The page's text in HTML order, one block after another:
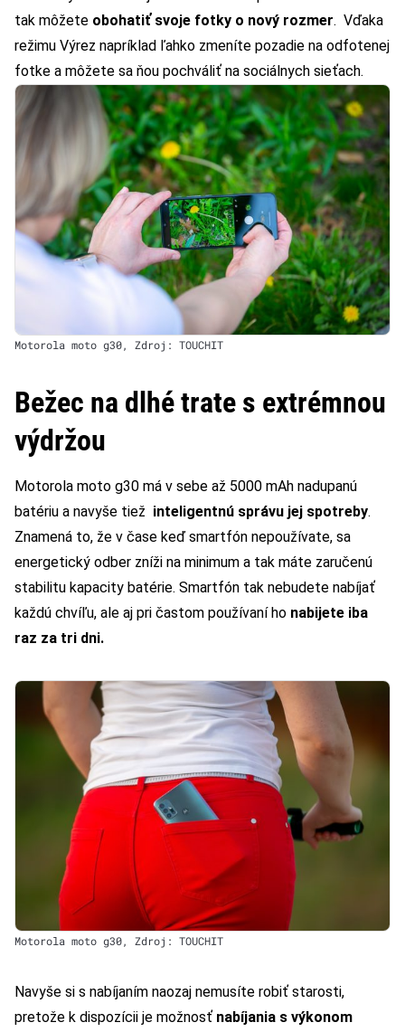
tak môžete obohatiť svoje fotky o nový rozmer. Vďaka
režimu Výrez napríklad ľahko zmeníte pozadie na odfotenej
fotke a môžete sa ňou pochváliť na sociálnych sieťach.
Motorola moto g30, Zdroj: TOUCHIT
Bežec na dlhé trate s extrémnou
výdržou
Motorola moto g30 má v sebe až 5000 mAh nadupanú
batériu a navyše tiež inteligentnú správu jej spotreby.
Znamená to, že v čase keď smartfón nepoužívate, sa
energetický odber zníži na minimum a tak máte zaručenú
stabilitu kapacity batérie. Smartfón tak nebudete nabíjať
každú chvíľu, ale aj pri častom používaní ho nabijete iba
raz za tri dni.
Motorola moto g30, Zdroj: TOUCHIT
Navyše si s nabíjaním naozaj nemusíte robiť starosti,
pretože k dispozícii je možnosť nabíjania s výkonom